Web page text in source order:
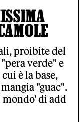
proibite del
verde" e
è la base,
"guac".
mondo' di add